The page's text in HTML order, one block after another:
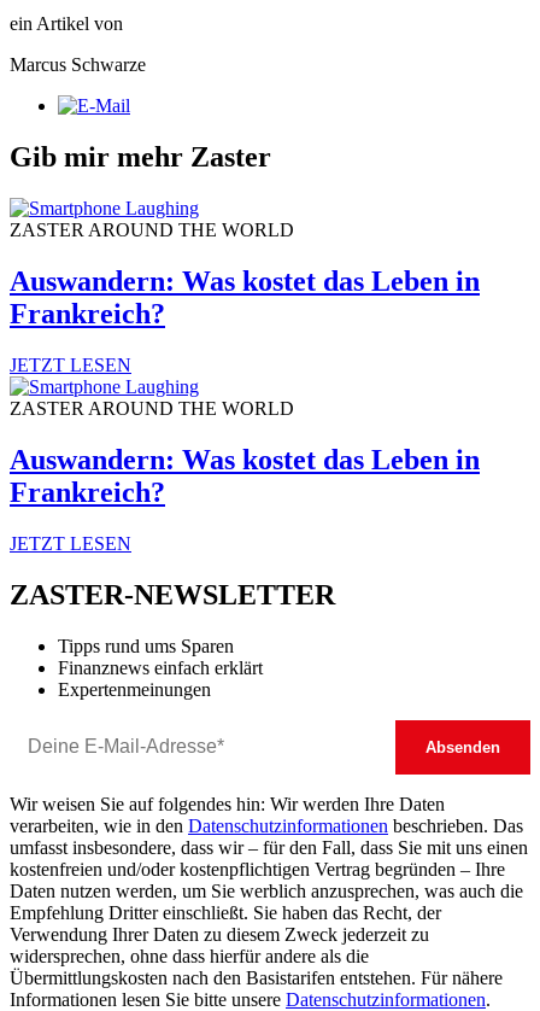
ein Artikel von
Marcus Schwarze
Gib mir mehr Zaster
ZASTER AROUND THE WORLD
Auswandern: Was kostet das Leben in
Frankreich?
JETZT LESEN
ZASTER AROUND THE WORLD
Auswandern: Was kostet das Leben in
Frankreich?
JETZT LESEN
ZASTER-NEWSLETTER
Tipps rund ums Sparen
Finanznews einfach erklärt
Expertenmeinungen
Wir weisen Sie auf folgendes hin: Wir werden Ihre Daten
verarbeiten, wie in den Datenschutzinformationen beschrieben. Das
umfasst insbesondere, dass wir – für den Fall, dass Sie mit uns einen
kostenfreien und/oder kostenpflichtigen Vertrag begründen – Ihre
Daten nutzen werden, um Sie werblich anzusprechen, was auch die
Empfehlung Dritter einschließt. Sie haben das Recht, der
Verwendung Ihrer Daten zu diesem Zweck jederzeit zu
widersprechen, ohne dass hierfür andere als die
Übermittlungskosten nach den Basistarifen entstehen. Für nähere
Informationen lesen Sie bitte unsere Datenschutzinformationen.